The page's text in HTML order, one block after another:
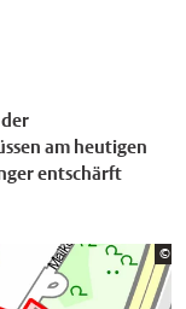
am heutigen
entschärft
©